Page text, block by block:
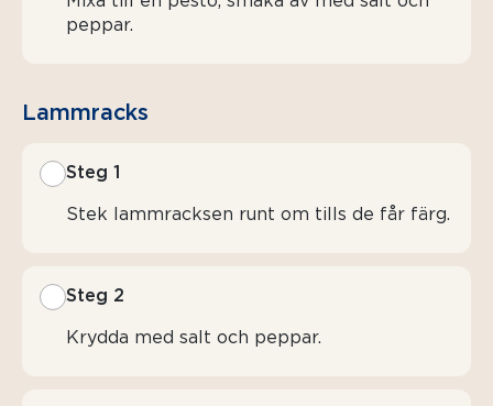
peppar.
Lammracks
Steg 1
Stek lammracksen runt om tills de får färg.
Steg 2
Krydda med salt och peppar.